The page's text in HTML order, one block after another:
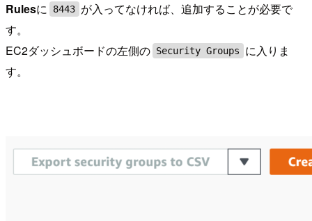
Rulesに 8443 が入ってなければ、追加することが必要で
す。
EC2ダッシュボードの左側の Security Groups
に入りま
す。